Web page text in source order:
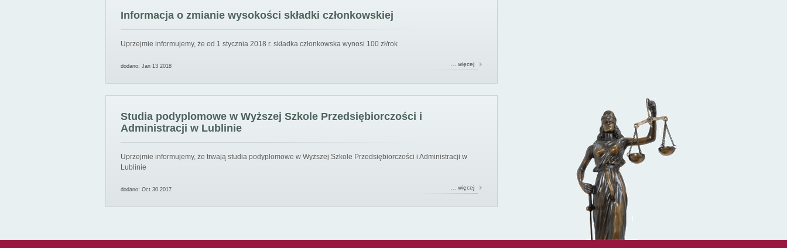
Informacja o zmianie wysokości składki członkowskiej
Uprzejmie informujemy, że od 1 stycznia 2018 r. składka członkowska wynosi 100 zł/rok
dodano: Jan 13 2018 … więcej
Studia podyplomowe w Wyższej Szkole Przedsiębiorczości i
Administracji w Lublinie
Uprzejmie informujemy, że trwają studia podyplomowe w Wyższej Szkole Przedsiębiorczości i Administracji w
Lublinie
dodano: Oct 30 2017 … więcej